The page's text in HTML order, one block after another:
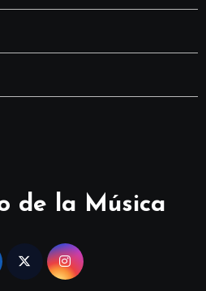
de la Música